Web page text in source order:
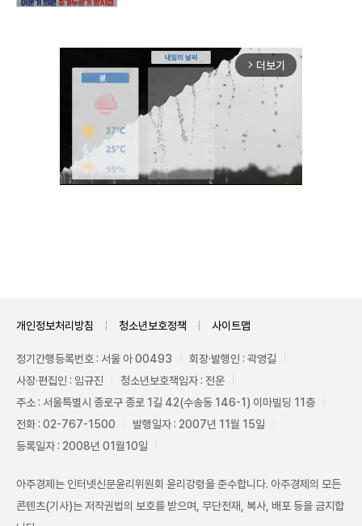
arrow_forward_ios 더보기
개인정보처리방침 청소년보호정책 사이트맵
정기간행등록번호 : 서울 아 00493
회장·발행인 : 곽영길
사장·편집인 : 임규진
청소년보호책임자 : 전운
주소 : 서울특별시 종로구 종로 1길 42(수송동 146-1) 이마빌딩 11층
전화 : 02-767-1500
발행일자 : 2007년 11월 15일
등록일자 : 2008년 01월10일
아주경제는 인터넷신문윤리위원회 윤리강령을 준수합니다. 아주경제의 모든
콘텐츠(기사)는 저작권법의 보호를 받으며, 무단전재, 복사, 배포 등을 금지합